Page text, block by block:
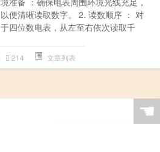
以便清晰读取数字。 2. 读数顺序 ： 对
于四位数电表，从左至右依次读取千
214 文章列表
☚